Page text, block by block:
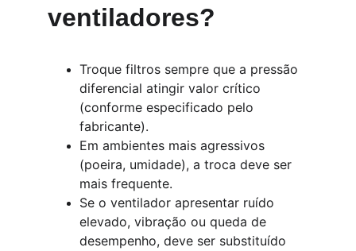
ventiladores?
Troque filtros sempre que a pressão
diferencial atingir valor crítico
(conforme especificado pelo
fabricante).
Em ambientes mais agressivos
(poeira, umidade), a troca deve ser
mais frequente.
Se o ventilador apresentar ruído
elevado, vibração ou queda de
desempenho, deve ser substituído